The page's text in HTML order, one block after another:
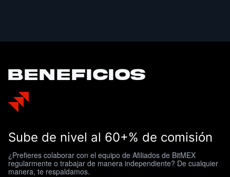
Beneficios
Sube de nivel al 60+% de comisión
¿Prefieres colaborar con el equipo de Afiliados de BitMEX
regularmente o trabajar de manera independiente? De cualquier
manera, te respaldamos.